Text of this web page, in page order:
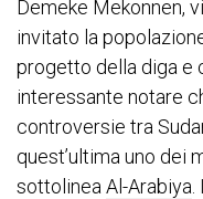
Demeke Mekonnen,
invitato la
progetto della diga e
interessante notare
controversie tra
quest’ultima uno dei
sottolinea Al-Arabiya